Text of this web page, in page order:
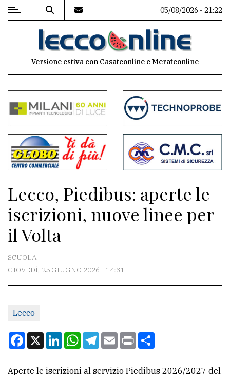
MENU
commenti
Contenuti
del
sito
Meteo
CONTATTI
La
redazione
Per
tua
05/08/2026 - 21:22
Versione estiva con Casateonline e Merateonline
Lecco, Piedibus: aperte le
iscrizioni, nuove linee per
il Volta
SCUOLA
GIOVEDÌ, 25 GIUGNO 2026 - 14:31
Lecco
Facebook
X LinkedInWhatsApp
Telegram
EmailPrint
Aperte le iscrizioni al servizio Piedibus 2026/2027 del